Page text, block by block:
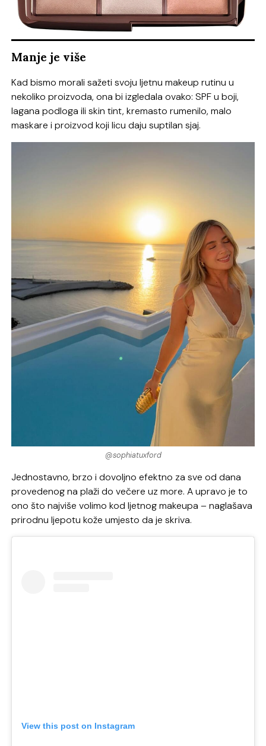
Manje je više
Kad bismo morali sažeti svoju ljetnu makeup rutinu u
nekoliko proizvoda, ona bi izgledala ovako: SPF u boji,
lagana podloga ili skin tint, kremasto rumenilo, malo
maskare i proizvod koji licu daju suptilan sjaj.
@sophiatuxford
Jednostavno, brzo i dovoljno efektno za sve od dana
provedenog na plaži do večere uz more. A upravo je to
ono što najviše volimo kod ljetnog makeupa – naglašava
prirodnu ljepotu kože umjesto da je skriva.
View this post on Instagram